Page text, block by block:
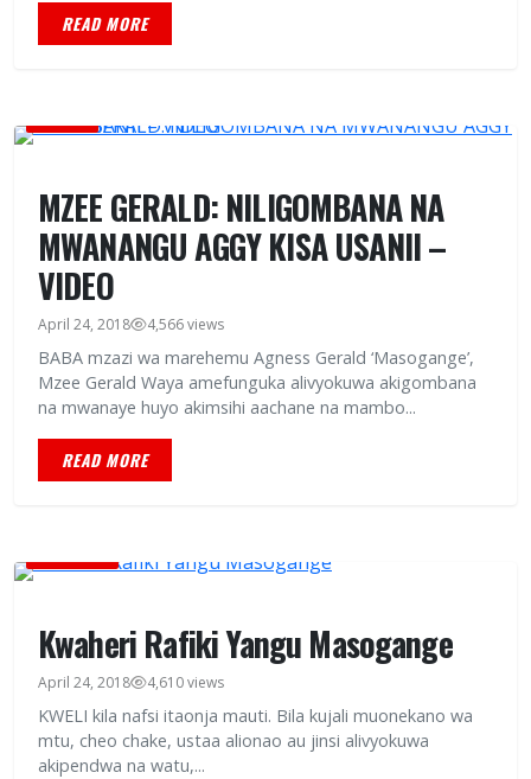
READ MORE
MZEE GERALD: NILIGOMBANA NA
MWANANGU AGGY KISA USANII –
VIDEO
April 24, 2018 4,566 views
BABA mzazi wa marehemu Agness Gerald ‘Masogange’,
Mzee Gerald Waya amefunguka alivyokuwa akigombana
na mwanaye huyo akimsihi aachane na mambo...
READ MORE
Kwaheri Rafiki Yangu Masogange
April 24, 2018 4,610 views
KWELI kila nafsi itaonja mauti. Bila kujali muonekano wa
mtu, cheo chake, ustaa alionao au jinsi alivyokuwa
akipendwa na watu,...